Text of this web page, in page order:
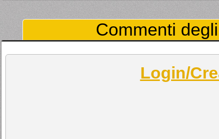
Commenti
Login/